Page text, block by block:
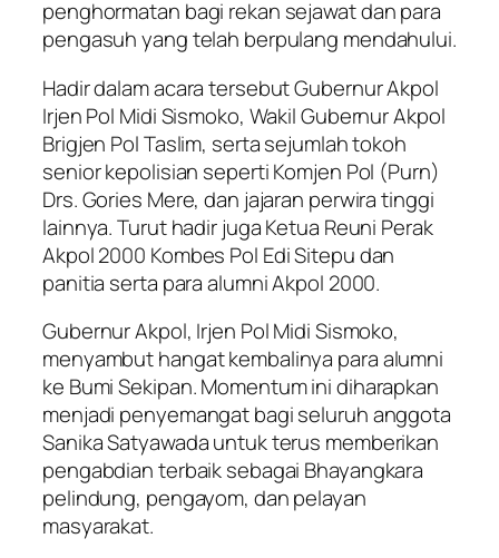
penghormatan bagi rekan sejawat dan para
pengasuh yang telah berpulang mendahului.
Hadir dalam acara tersebut Gubernur Akpol
Irjen Pol Midi Sismoko, Wakil Gubernur Akpol
Brigjen Pol Taslim, serta sejumlah tokoh
senior kepolisian seperti Komjen Pol (Purn)
Drs. Gories Mere, dan jajaran perwira tinggi
lainnya. Turut hadir juga Ketua Reuni Perak
Akpol 2000 Kombes Pol Edi Sitepu dan
panitia serta para alumni Akpol 2000.
Gubernur Akpol, Irjen Pol Midi Sismoko,
menyambut hangat kembalinya para alumni
ke Bumi Sekipan. Momentum ini diharapkan
menjadi penyemangat bagi seluruh anggota
Sanika Satyawada untuk terus memberikan
pengabdian terbaik sebagai Bhayangkara
pelindung, pengayom, dan pelayan
masyarakat.